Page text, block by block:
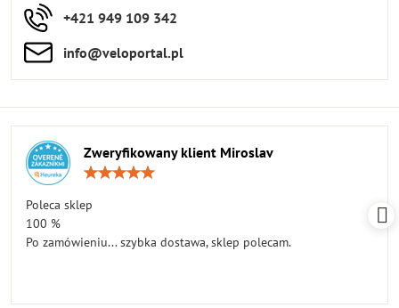
+421 949 109 342
info​​@veloportal​.pl
Zweryfikowany klient Miroslav
Poleca sklep
100 %
Po zamówieniu... szybka dostawa, sklep polecam.